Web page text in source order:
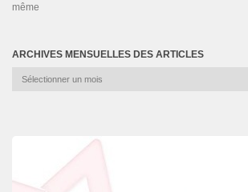
même
ARCHIVES MENSUELLES DES ARTICLES
Archives